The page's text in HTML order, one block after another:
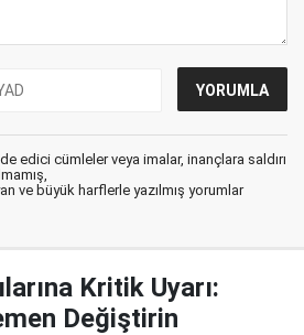
edici cümleler veya imalar, inançlara saldırı
ve büyük harflerle yazılmış yorumlar
Kritik Uyarı:
Değiştirin